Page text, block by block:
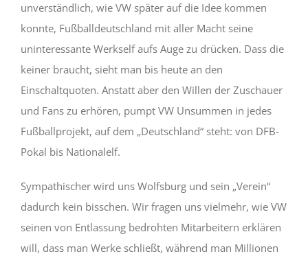
unverständlich, wie VW später auf die Idee kommen
konnte, Fußballdeutschland mit aller Macht seine
uninteressante Werkself aufs Auge zu drücken. Dass die
keiner braucht, sieht man bis heute an den
Einschaltquoten. Anstatt aber den Willen der Zuschauer
und Fans zu erhören, pumpt VW Unsummen in jedes
Fußballprojekt, auf dem „Deutschland“ steht: von DFB-
Pokal bis Nationalelf.
Sympathischer wird uns Wolfsburg und sein „Verein“
dadurch kein bisschen. Wir fragen uns vielmehr, wie VW
seinen von Entlassung bedrohten Mitarbeitern erklären
will, dass man Werke schließt, während man Millionen